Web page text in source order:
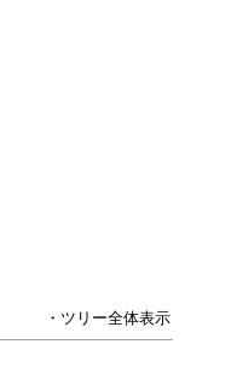
・ツリー全体表示